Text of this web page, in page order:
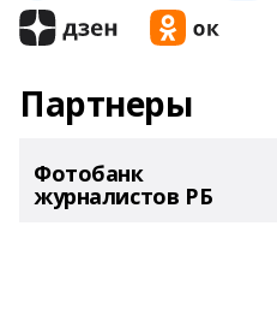
Партнеры
Фотобанк
журналистов РБ